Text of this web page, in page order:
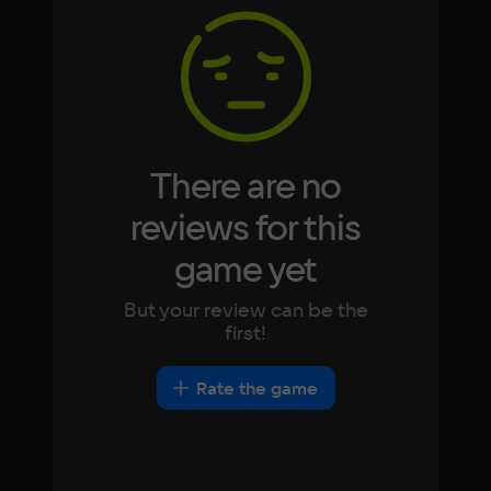
Video card
Intel HD Graphics 4000
DirectX(R): 11, Звуковая карта: совместимая
Japanese
There are no
reviews for this
game yet
But your review can be the
first!
Rate the game